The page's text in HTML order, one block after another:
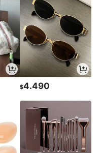
$4.490